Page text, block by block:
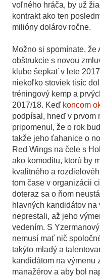
voľného hráča, by už
kontrakt ako ten
milióny dolárov ročne.
Možno si spomínate, že
obštrukcie s novou
klube šepkať v lete
niekoľko stoviek tisíc
tréningový kemp a
2017/18. Keď koncom
podpísal, hneď v prvom
pripomenul, že o rok
takže jeho ťahanice o
Red Wings na čele s
ako komoditu, ktorú by
kvalitného a
tom čase v organizácii
doteraz sa o ňom
hlavných kandidátov
neprestali, až jeho
vedením. S
nemusí mať nič
takýto mladý a
kandidátom na výmenu
manažérov a aby bol